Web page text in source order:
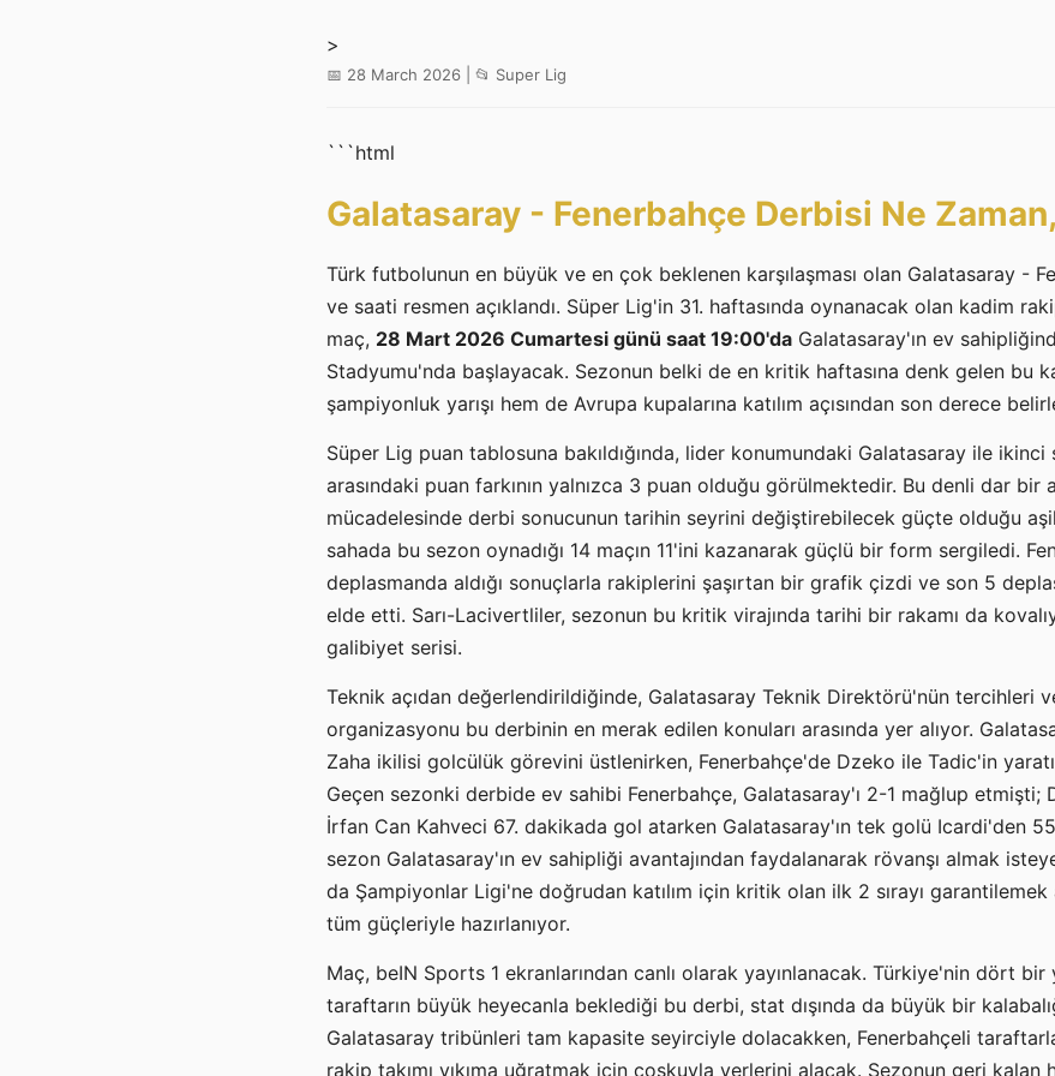
>
📅 28 March 2026 | 📂 Super Lig
```html
Galatasaray - Fenerbahçe Derbisi Ne
Türk futbolunun en büyük ve en çok beklenen karşılaşması olan Galatasaray -
ve saati resmen açıklandı. Süper Lig'in 31. haftasında oynanacak olan kadim
maç, 28 Mart 2026 Cumartesi günü saat 19:00'da Galatasaray'ın ev
Stadyumu'nda başlayacak. Sezonun belki de en kritik haftasına denk gelen bu
şampiyonluk yarışı hem de Avrupa kupalarına katılım açısından son derece
Süper Lig puan tablosuna bakıldığında, lider konumundaki Galatasaray ile ikinci
arasındaki puan farkının yalnızca 3 puan olduğu görülmektedir. Bu denli dar bir
mücadelesinde derbi sonucunun tarihin seyrini değiştirebilecek güçte olduğu
sahada bu sezon oynadığı 14 maçın 11'ini kazanarak güçlü bir form sergiledi.
deplasmanda aldığı sonuçlarla rakiplerini şaşırtan bir grafik çizdi ve son 5
elde etti. Sarı-Lacivertliler, sezonun bu kritik virajında tarihi bir rakamı da
galibiyet serisi.
Teknik açıdan değerlendirildiğinde, Galatasaray Teknik Direktörü'nün tercihleri
organizasyonu bu derbinin en merak edilen konuları arasında yer alıyor.
Zaha ikilisi golcülük görevini üstlenirken, Fenerbahçe'de Dzeko ile Tadic'in
Geçen sezonki derbide ev sahibi Fenerbahçe, Galatasaray'ı 2-1 mağlup etmişti;
İrfan Can Kahveci 67. dakikada gol atarken Galatasaray'ın tek golü Icardi'den
sezon Galatasaray'ın ev sahipliği avantajından faydalanarak rövanşı almak
da Şampiyonlar Ligi'ne doğrudan katılım için kritik olan ilk 2 sırayı garantilemek
tüm güçleriyle hazırlanıyor.
Maç, beIN Sports 1 ekranlarından canlı olarak yayınlanacak. Türkiye'nin dört bir
taraftarın büyük heyecanla beklediği bu derbi, stat dışında da büyük bir
Galatasaray tribünleri tam kapasite seyirciyle dolacakken, Fenerbahçeli
rakip takımı yıkıma uğratmak için coşkuyla yerlerini alacak. Sezonun geri kalan